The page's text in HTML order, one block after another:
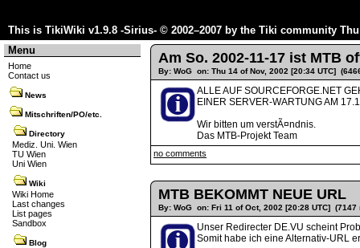
This is TikiWiki v1.9.8 -Sirius- © 2002–2007 by the Tiki community
Menu
Home
Contact us
News
Mitschriften/PO/etc.
Directory
Mediz. Uni. Wien
TU Wien
Uni Wien
Wiki
Wiki Home
Last changes
List pages
Sandbox
Blog
Am So. 2002-11-17 ist MTB
By: WoG on: Thu 14 of Nov, 2002 [20:34 UTC]
ALLE AUF SOURCEFORGE.NET
EINER SERVER-WARTUNG AM
Wir bitten um verstÃ¤ndnis.
Das MTB-Projekt Team
no comments
MTB BEKOMMT NEUE URL
By: WoG on: Fri 11 of Oct, 2002 [20:28 UTC] (7147
Unser Redirecter DE.VU scheint
Somit habe ich eine Alternativ-URL